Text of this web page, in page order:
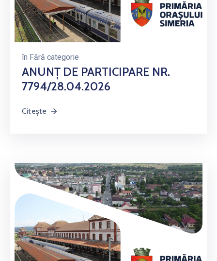
în Fără categorie
ANUNȚ DE PARTICIPARE NR.
7794/28.04.2026
Citește